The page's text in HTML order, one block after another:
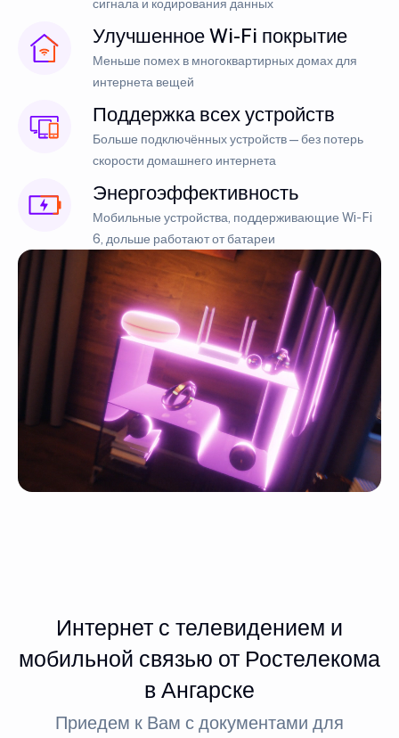
сигнала и кодирования данных
Улучшенное Wi-Fi покрытие
Меньше помех в многоквартирных домах для
интернета вещей
Поддержка всех устройств
Больше подключённых устройств — без потерь
скорости домашнего интернета
Энергоэффективность
Мобильные устройства, поддерживающие Wi-Fi
6, дольше работают от батареи
Интернет с телевидением и
мобильной связью от Ростелекома
в Ангарске
Приедем к Вам с документами для